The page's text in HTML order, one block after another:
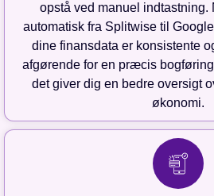
opstå ved manuel indtastning.
automatisk fra Splitwise til
dine finansdata er konsistente
afgørende for en præcis
det giver dig en bedre oversigt
økonomi.